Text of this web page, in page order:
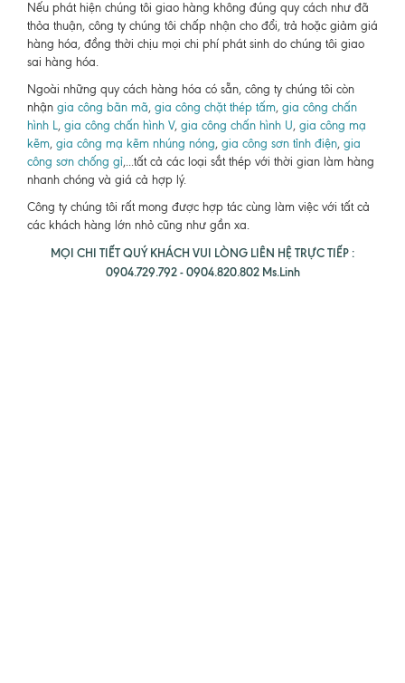
Nếu phát hiện chúng tôi giao hàng không đúng quy cách như đã
thỏa thuận, công ty chúng tôi chấp nhận cho đổi, trả hoặc giảm giá
hàng hóa, đồng thời chịu mọi chi phí phát sinh do chúng tôi giao
sai hàng hóa.
Ngoài những quy cách hàng hóa có sẵn, công ty chúng tôi còn
nhận gia công bãn mã, gia công chặt thép tấm, gia công chấn
hình L, gia công chấn hình V, gia công chấn hình U, gia công mạ
kẽm, gia công mạ kẽm nhúng nóng, gia công sơn tỉnh điện, gia
công sơn chống gỉ,...tất cả các loại sắt thép với thời gian làm hàng
nhanh chóng và giá cả hợp lý.
Công ty chúng tôi rất mong được hợp tác cùng làm việc với tất cả
các khách hàng lớn nhỏ cũng như gần xa.
MỌI CHI TIẾT QUÝ KHÁCH VUI LÒNG LIÊN HỆ TRỰC TIẾP :
0904.729.792 - 0904.820.802 Ms.Linh